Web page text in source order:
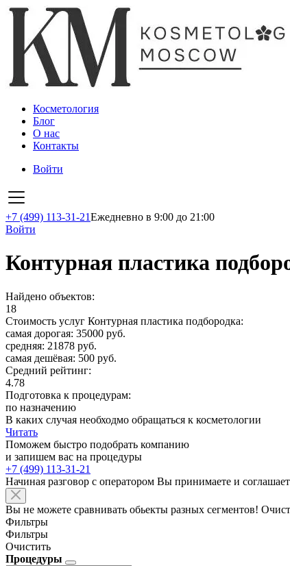
Косметология
Блог
О нас
Контакты
Войти
+7 (499) 113-31-21Ежедневно в 9:00 до 21:00
Войти
Контурная пластика
Найдено объектов:
18
Стоимость услуг Контурная пластика подбородка:
самая дорогая: 35000 руб.
средняя: 21878 руб.
самая дешёвая: 500 руб.
Средний рейтинг:
4.78
Подготовка к процедурам:
по назначению
В каких случая необходмо обращаться к косметологии
Читать
Поможем быстро подобрать компанию
и запишем вас на процедуры
+7 (499) 113-31-21
Начиная разговор с оператором Вы принимаете и
Вы не можете сравнивать обьекты разных сегментов!
Фильтры
Фильтры
Очистить
Процедуры